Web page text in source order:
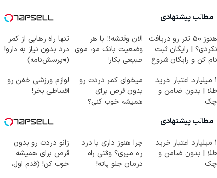
مطالب پیشنهادی
هنوز 50 تتر رو دریافت
نکردی؟ | رایگان ثبت
نام کن و رایگان شروع
الان وقتشه‼️ با هر
وضعیت بانک مو، موی
طبیعی بکار!
تنها راه رهایی از کمر
درد بدون نیاز به دارو!
(◂پرسش‌نامه)
۱ میلیارد اعتبار خرید
طلا | بدون ضامن و
چک
میخوای کمر دردت رو
بدون قرص برای
همیشه خوب کنی؟
لوازم ورزشی خفن رو
اقساطی بخر!
مطالب پیشنهادی
۱ میلیارد اعتبار خرید
طلا | بدون ضامن و
چک
چرا هنوز داری با درد
راه میری؟ وقتی راه
درمان جلو پاته!
زانو دردت رو بدون
قرص برای همیشه
خوب کن! (قدم اول،